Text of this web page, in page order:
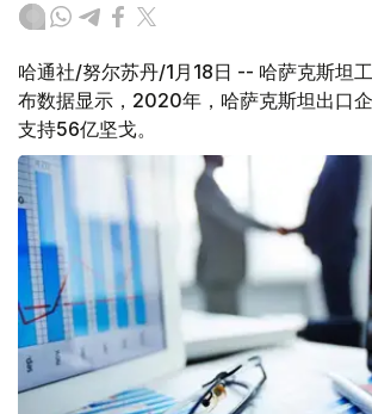
哈通社/努尔苏丹/1月18日 -- 哈萨克斯坦
布数据显示，2020年，哈萨克斯坦出口
支持56亿坚戈。